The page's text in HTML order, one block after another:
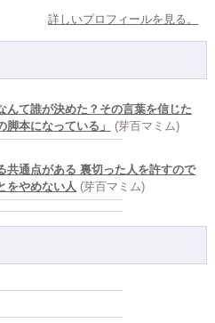
詳しいプロフィールを見る。
んて誰が決めた？その言葉を信じた
本になっている」
(芽百マミム)
共通点がある 裏切った人を許すので
をやめない人 (芽百マミム)
すあなたへ (紅月Luru)
れた、"積み重ねた先にある豊か